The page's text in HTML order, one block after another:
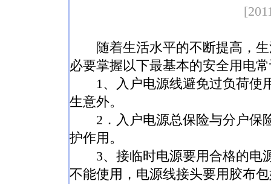
随着生活水平的不断提高，生
必要掌握以下最基本的安全用电
1、入户电源线避免过负荷使
生意外。
2．入户电源总保险与分户保
护作用。
3、接临时电源要用合格的电
不能使用，电源线接头要用胶布